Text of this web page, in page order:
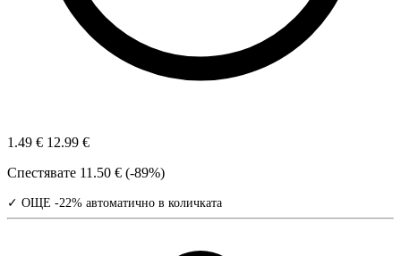
1.49 € 12.99 €
Спестявате 11.50 € (-89%)
✓ ОЩЕ -22% автоматично в количката